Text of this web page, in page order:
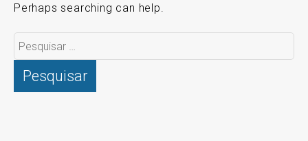
Perhaps searching can help.
Pesquisar
por: